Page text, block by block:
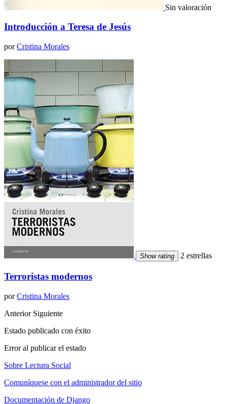
Sin valoración
Introducción a Teresa de Jesús
porCristina Morales
Show rating 2 estrellas
Terroristas modernos
porCristina Morales
Anterior Siguiente
Estado publicado con éxito
Error al publicar el estado
Sobre Lectura Social
Comuníquese con el administrador del sitio
Documentación de Django